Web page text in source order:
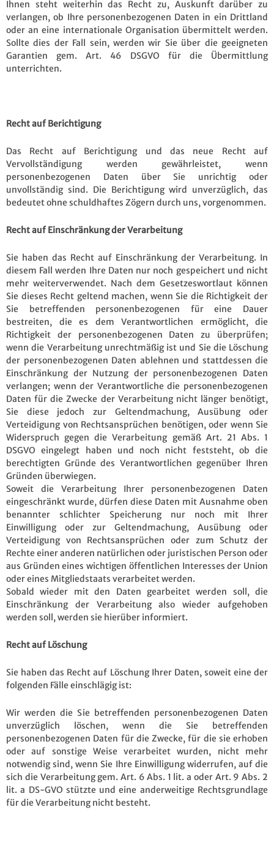
Ihnen steht weiterhin das Recht zu, Auskunft darüber zu
verlangen, ob Ihre personenbezogenen Daten in ein Drittland
oder an eine internationale Organisation übermittelt werden.
Sollte dies der Fall sein, werden wir Sie über die geeigneten
Garantien gem. Art. 46 DSGVO für die Übermittlung
unterrichten.
Recht auf Berichtigung
Das Recht auf Berichtigung und das neue Recht auf
Vervollständigung werden gewährleistet, wenn
personenbezogenen Daten über Sie unrichtig oder
unvollständig sind. Die Berichtigung wird unverzüglich, das
bedeutet ohne schuldhaftes Zögern durch uns, vorgenommen.
Recht auf Einschränkung der Verarbeitung
Sie haben das Recht auf Einschränkung der Verarbeitung. In
diesem Fall werden Ihre Daten nur noch gespeichert und nicht
mehr weiterverwendet. Nach dem Gesetzeswortlaut können
Sie dieses Recht geltend machen, wenn Sie die Richtigkeit der
Sie betreffenden personenbezogenen für eine Dauer
bestreiten, die es dem Verantwortlichen ermöglicht, die
Richtigkeit der personenbezogenen Daten zu überprüfen;
wenn die Verarbeitung unrechtmäßig ist und Sie die Löschung
der personenbezogenen Daten ablehnen und stattdessen die
Einschränkung der Nutzung der personenbezogenen Daten
verlangen; wenn der Verantwortliche die personenbezogenen
Daten für die Zwecke der Verarbeitung nicht länger benötigt,
Sie diese jedoch zur Geltendmachung, Ausübung oder
Verteidigung von Rechtsansprüchen benötigen, oder wenn Sie
Widerspruch gegen die Verarbeitung gemäß Art. 21 Abs. 1
DSGVO eingelegt haben und noch nicht feststeht, ob die
berechtigten Gründe des Verantwortlichen gegenüber Ihren
Gründen überwiegen.
Soweit die Verarbeitung Ihrer personenbezogenen Daten
eingeschränkt wurde, dürfen diese Daten mit Ausnahme oben
benannter schlichter Speicherung nur noch mit Ihrer
Einwilligung oder zur Geltendmachung, Ausübung oder
Verteidigung von Rechtsansprüchen oder zum Schutz der
Rechte einer anderen natürlichen oder juristischen Person oder
aus Gründen eines wichtigen öffentlichen Interesses der Union
oder eines Mitgliedstaats verarbeitet werden.
Sobald wieder mit den Daten gearbeitet werden soll, die
Einschränkung der Verarbeitung also wieder aufgehoben
werden soll, werden sie hierüber informiert.
Recht auf Löschung
Sie haben das Recht auf Löschung Ihrer Daten, soweit eine der
folgenden Fälle einschlägig ist:
Wir werden die Sie betreffenden personenbezogenen Daten
unverzüglich löschen, wenn die Sie betreffenden
personenbezogenen Daten für die Zwecke, für die sie erhoben
oder auf sonstige Weise verarbeitet wurden, nicht mehr
notwendig sind, wenn Sie Ihre Einwilligung widerrufen, auf die
sich die Verarbeitung gem. Art. 6 Abs. 1 lit. a oder Art. 9 Abs. 2
lit. a DS-GVO stützte und eine anderweitige Rechtsgrundlage
für die Verarbeitung nicht besteht.